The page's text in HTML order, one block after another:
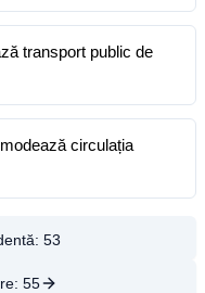
transport public de
circulația
53
55